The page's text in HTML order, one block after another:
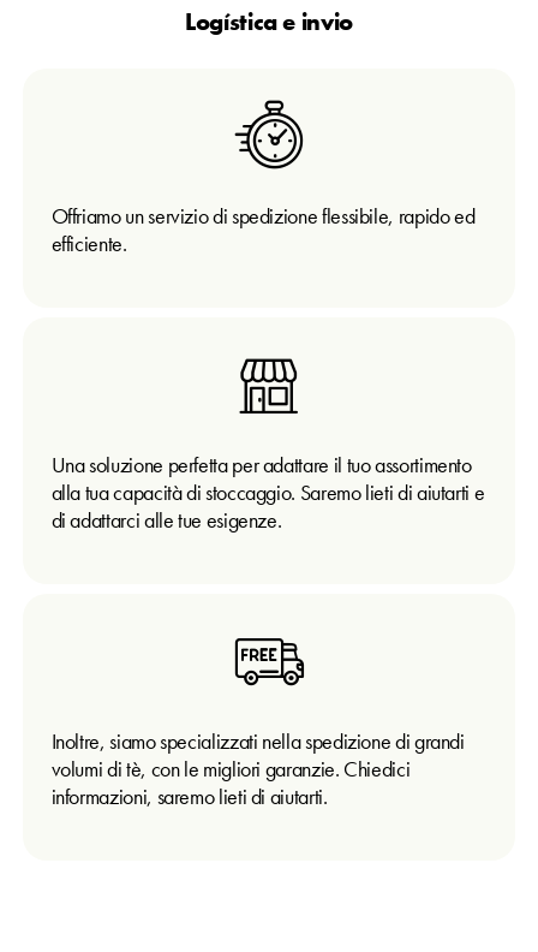
Logística e invio
Offriamo un servizio di spedizione flessibile, rapido ed
efficiente.
Una soluzione perfetta per adattare il tuo assortimento
alla tua capacità di stoccaggio. Saremo lieti di aiutarti e
di adattarci alle tue esigenze.
Inoltre, siamo specializzati nella spedizione di grandi
volumi di tè, con le migliori garanzie. Chiedici
informazioni, saremo lieti di aiutarti.